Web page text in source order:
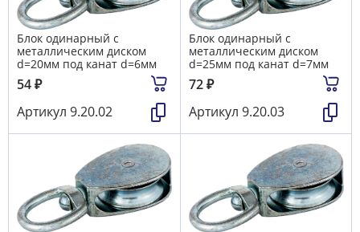
Блок одинарный с
металлическим диском
d=20мм под канат d=6мм
54₽
Артикул 9.20.02
Блок одинарный с
металлическим диском
d=25мм под канат d=7мм
72₽
Артикул 9.20.03